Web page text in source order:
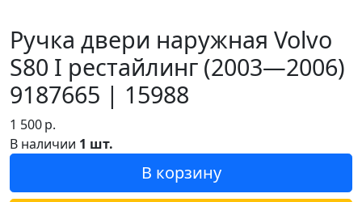
Ручка двери наружная Volvo
S80 I рестайлинг (2003—2006)
9187665 | 15988
1 500р.
В наличии 1 шт.
В корзину